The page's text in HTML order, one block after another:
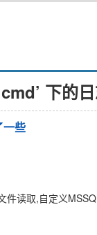
下的
一些
件读取,自定义